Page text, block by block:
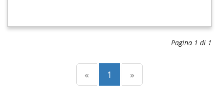
Pagina 1 di 1
« Precedente
1 (current)
»